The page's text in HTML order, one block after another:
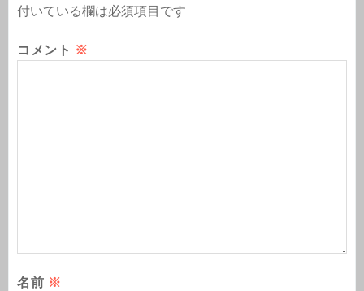
付いている欄は必須項目です
コメント ※
名前 ※